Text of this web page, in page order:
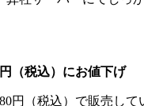
（税込）にお値下げ
円（税込）で販売し